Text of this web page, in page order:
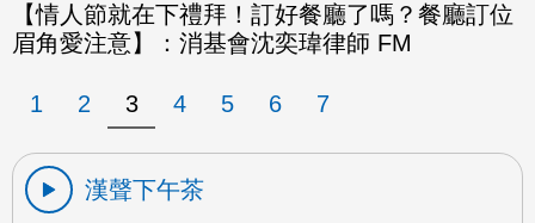
【情人節就在下禮拜！訂好餐廳了嗎？餐廳訂位
眉角愛注意】：消基會沈奕瑋律師 FM
1 2 3 4 5 6 7
漢聲下午茶